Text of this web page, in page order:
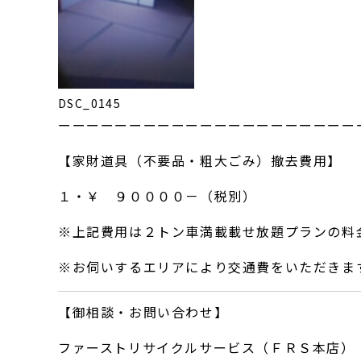
DSC_0145
ーーーーーーーーーーーーーーーーーーーーー
【家財道具（不要品・粗大ごみ）撤去費用】
１・￥ ９００００－（税別）
※上記費用は２トン車満載載せ放題プランの料
※お伺いするエリアにより交通費をいただきま
【御相談・お問い合わせ】
ファーストリサイクルサービス（ＦＲＳ本店）